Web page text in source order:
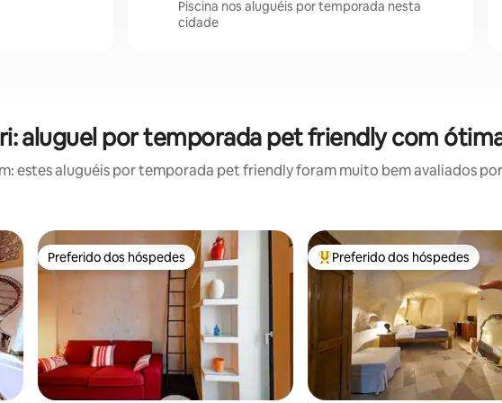
Piscina nos aluguéis por temporada nesta
cidade
aluguel por temporada pet friendly com
estes aluguéis por temporada pet friendly foram muito bem avaliados
Preferido dos hóspedes
Preferido dos hóspedes Entre os melhores preferidos
Preferido dos hóspedes